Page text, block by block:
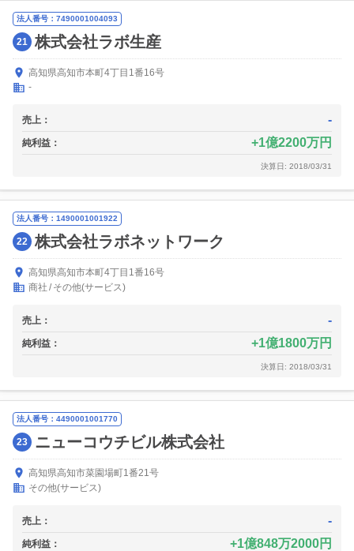
法人番号：7490001004093
21 株式会社ラボ生産
高知県高知市本町4丁目1番16号
-
売上： -
純利益： 1億2200万円
決算日: 2018/03/31
法人番号：1490001001922
22 株式会社ラボネットワーク
高知県高知市本町4丁目1番16号
商社
その他(サービス)
売上： -
純利益： 1億1800万円
決算日: 2018/03/31
法人番号：4490001001770
23 ニューコウチビル株式会社
高知県高知市菜園場町1番21号
その他(サービス)
売上： -
純利益： 1億848万2000円